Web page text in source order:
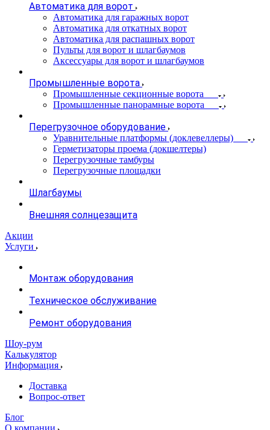
Автоматика для ворот
Автоматика для гаражных ворот
Автоматика для откатных ворот
Автоматика для распашных ворот
Пульты для ворот и шлагбаумов
Аксессуары для ворот и шлагбаумов
Промышленные ворота
Промышленные секционные ворота
Промышленные панорамные ворота
Перегрузочное оборудование
Уравнительные платформы (доклевеллеры)
Герметизаторы проема (докшелтеры)
Перегрузочные тамбуры
Перегрузочные площадки
Шлагбаумы
Внешняя солнцезащита
Акции
Услуги
Монтаж оборудования
Техническое обслуживание
Ремонт оборудования
Шоу-рум
Калькулятор
Информация
Доставка
Вопрос-ответ
Блог
О компании